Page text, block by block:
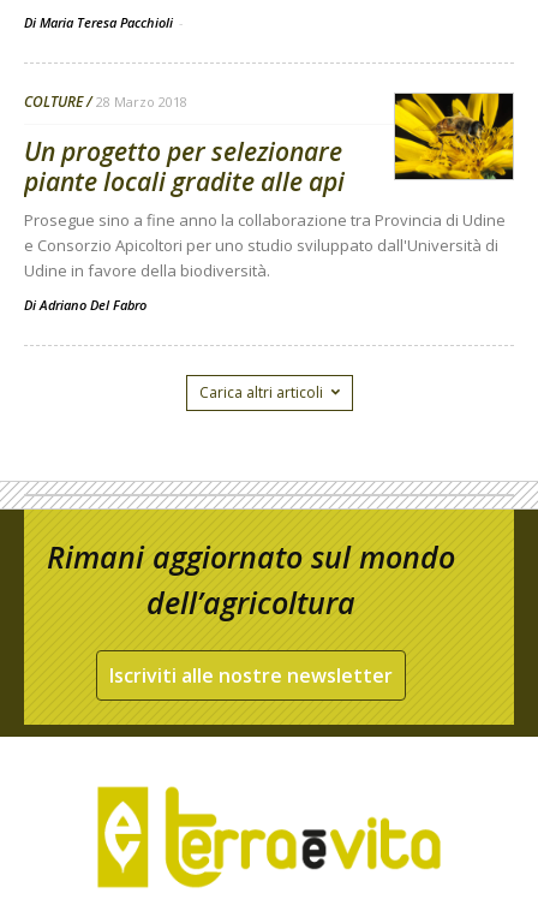
Di Maria Teresa Pacchioli -
COLTURE 28 Marzo 2018
Un progetto per selezionare
piante locali gradite alle api
Prosegue sino a fine anno la collaborazione tra Provincia di Udine
e Consorzio Apicoltori per uno studio sviluppato dall'Università di
Udine in favore della biodiversità.
Di Adriano Del Fabro
Carica altri articoli
Rimani aggiornato sul mondo
dell’agricoltura
Iscriviti alle nostre newsletter